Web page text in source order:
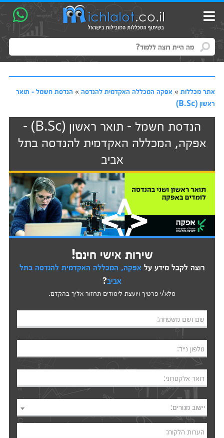
אתר מכללות» אפקה המכללה האקדמית להנדסה» הנדסת חשמל - תואר
ראשון (B.Sc)
הנדסת חשמל - תואר ראשון (B.Sc) -
אפקה, המכללה האקדמית להנדסה בתל
אביב
שירות אישי חינם!
רוצה לקבל מידע עלאפקה, המכללה האקדמית להנדסה בתל
אביב?
מלא/י פרטיך ויועצת לימודים תחזור אליך בהקדם.
שם ושם משפחה:
טלפון נייד:
דואר אלקטרוני:
יישוב מגורים:
הערות הלקוח: